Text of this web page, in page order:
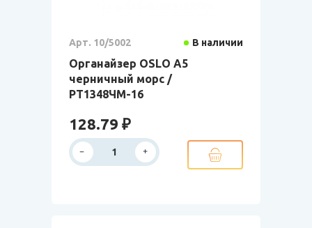
Арт. 10/5002 В наличии
Органайзер OSLO А5
черничный морс /
РТ1348ЧМ-16
128.79 ₽